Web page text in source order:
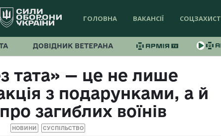
ГОЛОВНА ВАКАНСІЇ СОЦЗАХИСТ
ДОВІДНИК ВЕТЕРАНА
тата» — це не лише
з подарунками, а й
загиблих воїнів
НОВИНИ СУСПІЛЬСТВО